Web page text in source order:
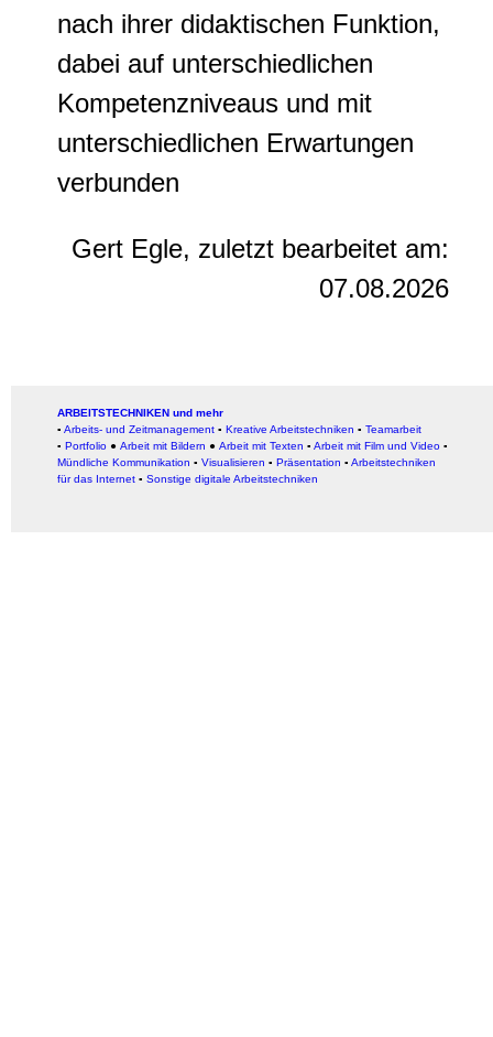
nach ihrer didaktischen Funktion,
dabei auf unterschiedlichen
Kompetenzniveaus und mit
unterschiedlichen Erwartungen
verbunden
Gert Egle, zuletzt bearbeitet am:
07.08.2026
ARBEITSTECHNIKEN und mehr
▪ Arbeits- und Zeitmanagement ▪ Kreative Arbeitstechniken ▪ Teamarbeit
▪ Portfolio ● Arbeit mit Bildern ● Arbeit mit Texten ▪ Arbeit mit Film und Video ▪
Mündliche Kommunikation ▪ Visualisieren ▪ Präsentation ▪ Arbeitstechniken
für das Internet ▪ Sonstige digitale Arbeitstechniken